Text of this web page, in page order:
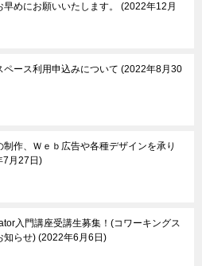
めにお願いいたします。
2022年12月
ペース利用申込みについて 2022年8月30
制作、Ｗｅｂ広告や各種デザインを承り
月27日
入門講座受講生募集！(コワーキングス
知らせ) 2022年6月6日